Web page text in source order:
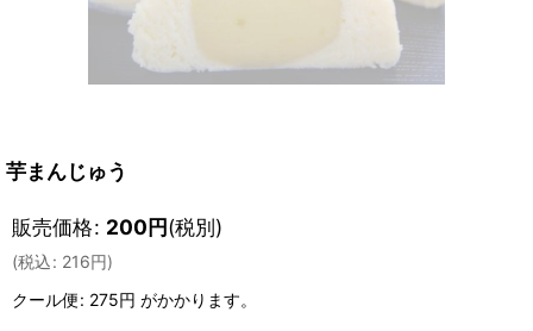
芋まんじゅう
販売価格: 200円(税別)
(税込: 216円)
クール便: 275円 がかかります。